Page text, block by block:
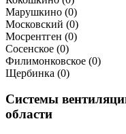
Марушкино (0)
Московский (0)
Мосрентген (0)
Сосенское (0)
Филимонковское (0)
Щербинка (0)
Системы
области